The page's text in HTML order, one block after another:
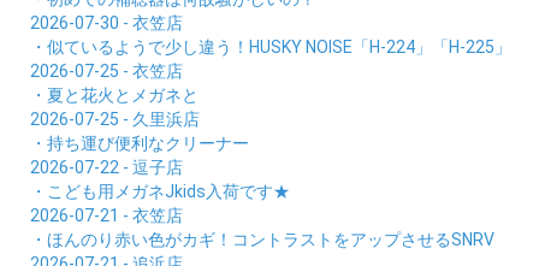
2026-07-30 - 衣笠店
・似ているようで少し違う！HUSKY NOISE「H-224」「H-225」
2026-07-25 - 衣笠店
・夏と花火とメガネと
2026-07-25 - 久里浜店
・持ち運び便利なクリーナー
2026-07-22 - 逗子店
・こども用メガネJkids入荷です★
2026-07-21 - 衣笠店
・ほんのり赤い色がカギ！コントラストをアップさせるSNRV